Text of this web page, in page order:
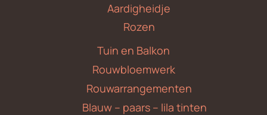
Aardigheidje
Rozen
Tuin en Balkon
Rouwbloemwerk
Rouwarrangementen
Blauw – paars – lila tinten